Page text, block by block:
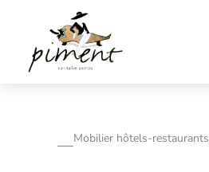
contenu
Mobilier hôtels-